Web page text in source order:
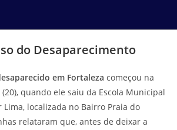
do Desaparecimento
em Fortaleza começou na
quando ele saiu da Escola Municipal
Lima, localizada no Bairro Praia do
relataram que, antes de deixar a